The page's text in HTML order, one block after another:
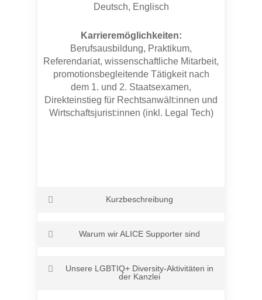
Deutsch, Englisch
Karrieremöglichkeiten:
Berufsausbildung, Praktikum,
Referendariat, wissenschaftliche Mitarbeit,
promotionsbegleitende Tätigkeit nach
dem 1. und 2. Staatsexamen,
Direkteinstieg für Rechtsanwält:innen und
Wirtschaftsjurist:innen (inkl. Legal Tech)
Kurzbeschreibung
Wirtschaftskanzlei mit einem globalen
den größten und führenden Kanzleien
und ist hier mit Rechtsanwält:innen,
Warum wir ALICE Supporter sind
unterschiedlicher Nationalitäten,
Unsere LGBTIQ+ Diversity-Aktivitäten in
der Kanzlei